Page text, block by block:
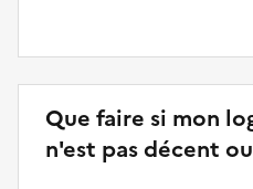
Que faire si mon
n'est pas décent